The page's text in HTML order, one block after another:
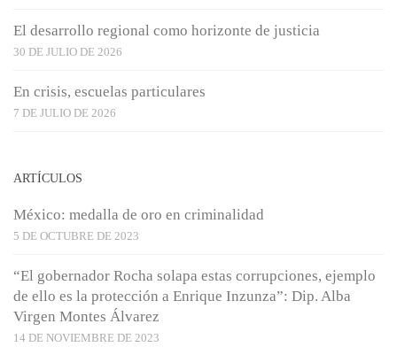
El desarrollo regional como horizonte de justicia
30 DE JULIO DE 2026
En crisis, escuelas particulares
7 DE JULIO DE 2026
ARTÍCULOS
México: medalla de oro en criminalidad
5 DE OCTUBRE DE 2023
“El gobernador Rocha solapa estas corrupciones, ejemplo
de ello es la protección a Enrique Inzunza”: Dip. Alba
Virgen Montes Álvarez
14 DE NOVIEMBRE DE 2023